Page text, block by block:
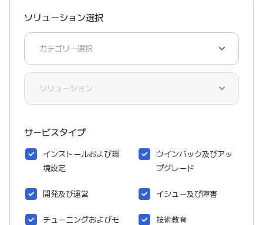
ソリューション選択
サービスタイプ
インストールおよび環
境設定
ウインバック及びアッ
プグレード
開発及び運営 イシュー及び障害
チューニングおよびモ
技術教育